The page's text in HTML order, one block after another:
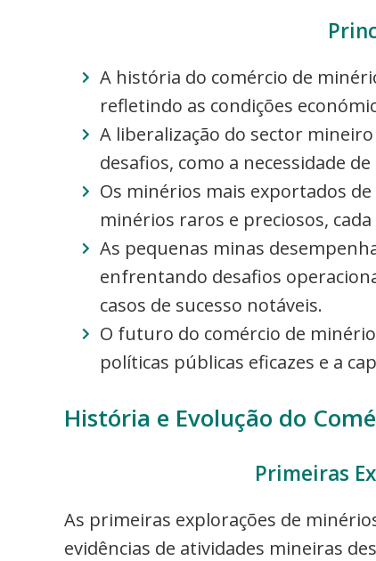
A história do comércio de
refletindo as condições
A liberalização do sector
desafios, como a necessidade
Os minérios mais exportados
minérios raros e preciosos,
As pequenas minas
enfrentando desafios
casos de sucesso notáveis.
O futuro do comércio de
políticas públicas eficazes e a
História e Evolução do
Primeiras
As primeiras explorações de
evidências de atividades mineiras